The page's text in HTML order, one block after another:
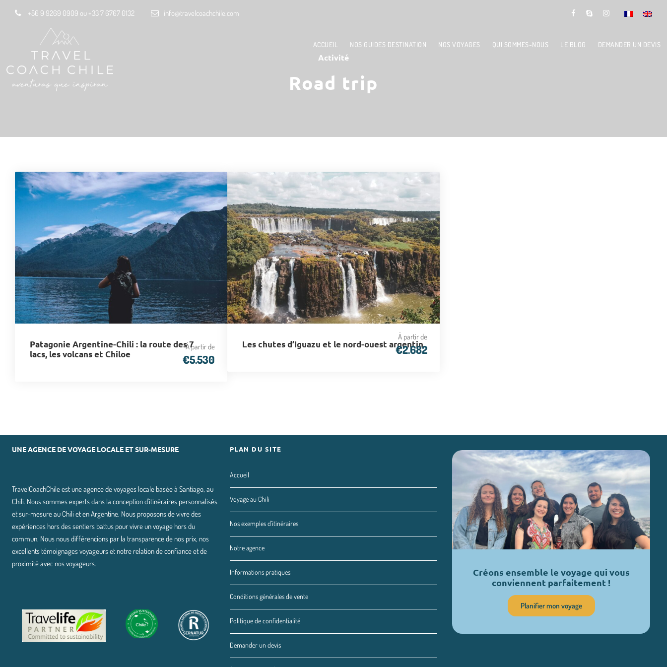
+56 9 9269 0909 ou +33 7 6767 0132 info@travelcoachchile.com
ACCUEIL NOS GUIDES DESTINATION NOS VOYAGES QUI SOMMES-NOUS LE BLOG DEMANDER UN DEVIS
Activité
Road trip
Patagonie Argentine-Chili : la route des 7
lacs, les volcans et Chiloe
À partir de
€5.530
Les chutes d’Iguazu et le nord-ouest argentin
À partir de
€2.682
UNE AGENCE DE VOYAGE LOCALE ET SUR-MESURE
TravelCoachChile est une agence de voyages locale basée à Santiago, au
Chili. Nous sommes experts dans la conception d'itinéraires personnalisés
et sur-mesure au Chili et en Argentine. Nous proposons de vivre des
expériences hors des sentiers battus pour vivre un voyage hors du
commun. Nous nous différencions par la transparence de nos prix, nos
excellents témoignages voyageurs et notre relation de confiance et de
proximité avec nos voyageurs.
PLAN DU SITE
Accueil
Voyage au Chili
Nos exemples d’itinéraires
Notre agence
Informations pratiques
Conditions générales de vente
Politique de confidentialité
Demander un devis
Créons ensemble le voyage qui vous
conviennent parfaitement !
Planifier mon voyage